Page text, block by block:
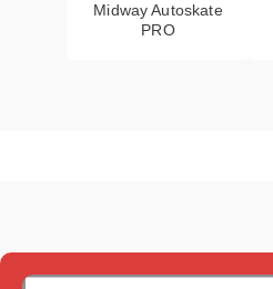
Midway Autoskate
PRO